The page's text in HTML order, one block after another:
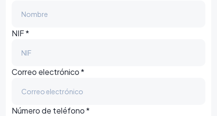
NIF *
Correo electrónico *
Número de teléfono *